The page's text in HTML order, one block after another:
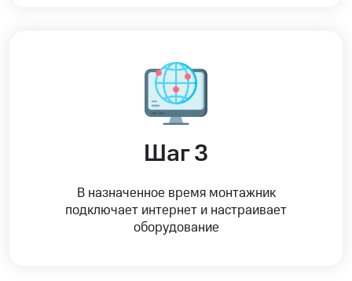
Шаг 3
В назначенное время монтажник
подключает интернет и настраивает
оборудование